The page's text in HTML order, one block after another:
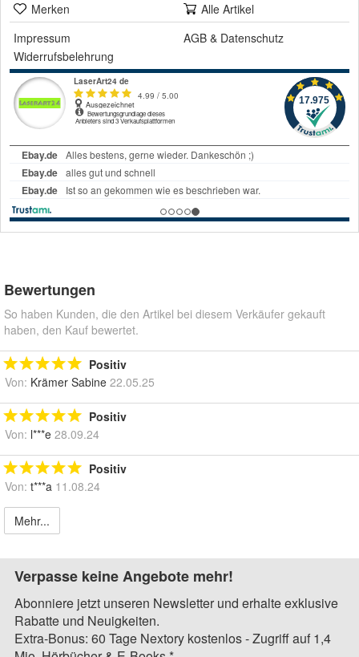
Merken
Alle Artikel
Impressum
AGB & Datenschutz
Widerrufsbelehrung
Bewertungen
So haben Kunden, die den Artikel bei diesem Verkäufer gekauft
haben, den Kauf bewertet.
Positiv
Von: Krämer Sabine 22.05.25
Positiv
Von: l***e 28.09.24
Positiv
Von: t***a 11.08.24
Mehr...
Verpasse keine Angebote mehr!
Abonniere jetzt unseren Newsletter und erhalte exklusive
Rabatte und Neuigkeiten.
Extra-Bonus: 60 Tage Nextory kostenlos - Zugriff auf 1,4